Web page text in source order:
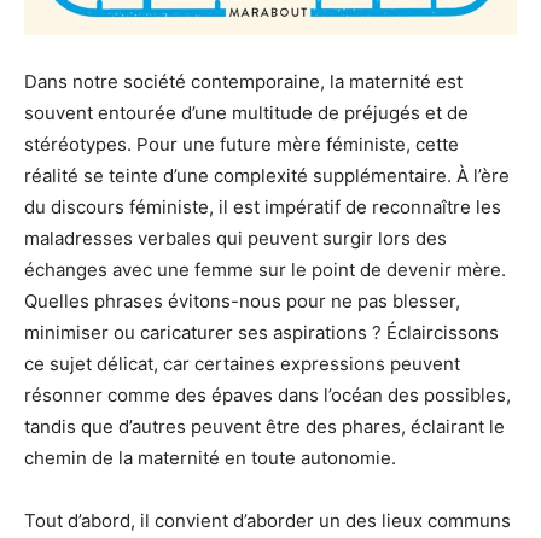
Dans notre société contemporaine, la maternité est
souvent entourée d’une multitude de préjugés et de
stéréotypes. Pour une future mère féministe, cette
réalité se teinte d’une complexité supplémentaire. À l’ère
du discours féministe, il est impératif de reconnaître les
maladresses verbales qui peuvent surgir lors des
échanges avec une femme sur le point de devenir mère.
Quelles phrases évitons-nous pour ne pas blesser,
minimiser ou caricaturer ses aspirations ? Éclaircissons
ce sujet délicat, car certaines expressions peuvent
résonner comme des épaves dans l’océan des possibles,
tandis que d’autres peuvent être des phares, éclairant le
chemin de la maternité en toute autonomie.
Tout d’abord, il convient d’aborder un des lieux communs